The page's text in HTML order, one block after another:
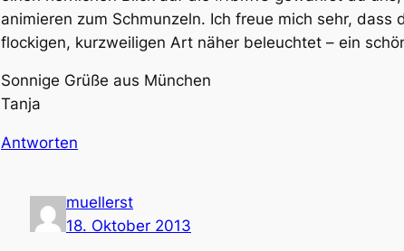
animieren zum Schmunzeln. Ich freue mich sehr, dass
flockigen, kurzweiligen Art näher beleuchtet – ein
Sonnige Grüße aus München
Tanja
Antworten
muellerst
18. Oktober 2013